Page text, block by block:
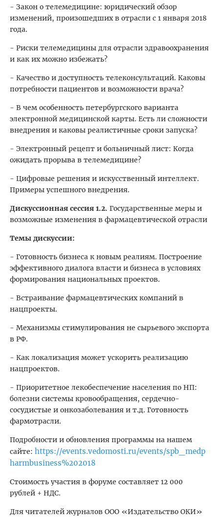
- Закон о телемедицине: юридический обзор
изменений, произошедших в отрасли с 1 января 2018
года.
- Риски телемедицины для отрасли здравоохранения
и как их можно избежать?
- Качество и доступность телеконсультаций. Каковы
потребности пациентов и возможности врача?
- В чем особенность петербургского варианта
электронной медицинской карты. Есть ли сложности
внедрения и каковы реалистичные сроки запуска?
- Электронный рецепт и больничный лист: Когда
ожидать прорыва в телемедицине?
- Цифровые решения и искусственный интеллект.
Примеры успешного внедрения.
Дискуссионная сессия 1.2. Государственные меры и
возможные изменения в фармацевтической отрасли
Темы дискуссии:
- Готовность бизнеса к новым реалиям. Построение
эффективного диалога власти и бизнеса в условиях
формирования национальных проектов.
- Встраивание фармацевтических компаний в
нацпроекты.
- Механизмы стимулирования не сырьевого экспорта
в РФ.
- Как локализация может ускорить реализацию
нацпроектов.
- Приоритетное лекобеспечение населения по НП:
болезни системы кровообращения, сердечно-
сосудистые и онкозаболевания и т.д. Готовность
фармотрасли.
Подробности и обновления программы на нашем
сайте: https://events.vedomosti.ru/events/spb_medp
harmbusiness%202018
Стоимость участия в форуме составляет 12 000
рублей + НДС.
Для читателей журналов ООО «Издательство ОКИ»